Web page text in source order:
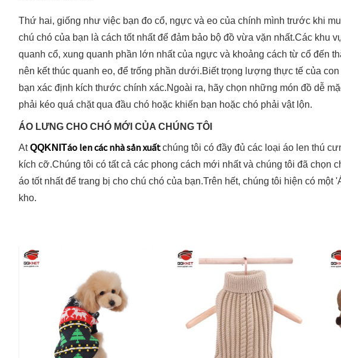
Thứ hai, giống như việc bạn đo cổ, ngực và eo của chính mình trước khi
chú chó của bạn là cách tốt nhất để đảm bảo bộ đồ vừa vặn nhất.Các khu
quanh cổ, xung quanh phần lớn nhất của ngực và khoảng cách từ cổ đến
nên kết thúc quanh eo, để trống phần dưới.Biết trọng lượng thực tế của
bạn xác định kích thước chính xác.Ngoài ra, hãy chọn những món đồ dễ
phải kéo quá chặt qua đầu chó hoặc khiến bạn hoặc chó phải vật lộn.
ÁO LƯNG CHO CHÓ MỚI CỦA CHÚNG TÔI
AtQQKNITáo len các nhà sản xuấtchúng tôi có đầy đủ các loại áo len thú
kích cỡ.Chúng tôi có tất cả các phong cách mới nhất và chúng tôi đã chọn
áo tốt nhất để trang bị cho chú chó của bạn.Trên hết, chúng tôi hiện có một
kho.